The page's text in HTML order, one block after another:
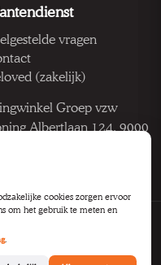
vragen
(zakelijk)
Groep vzw
Albertlaan 124, 9000
BE 1033.922.208
cookies zorgen ervoor
om het gebruik te meten en
.